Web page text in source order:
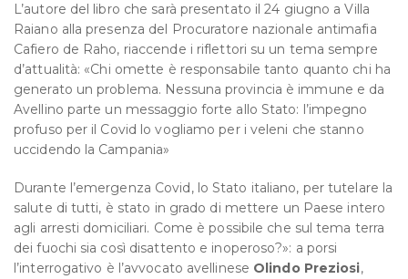
L’autore del libro che sarà presentato il 24 giugno a Villa
Raiano alla presenza del Procuratore nazionale antimafia
Cafiero de Raho, riaccende i riflettori su un tema sempre
d’attualità: «Chi omette è responsabile tanto quanto chi ha
generato un problema. Nessuna provincia è immune e da
Avellino parte un messaggio forte allo Stato: l’impegno
profuso per il Covid lo vogliamo per i veleni che stanno
uccidendo la Campania»
Durante l’emergenza Covid, lo Stato italiano, per tutelare la
salute di tutti, è stato in grado di mettere un Paese intero
agli arresti domiciliari. Come è possibile che sul tema terra
dei fuochi sia così disattento e inoperoso?»: a porsi
l’interrogativo è l’avvocato avellinese Olindo Preziosi,